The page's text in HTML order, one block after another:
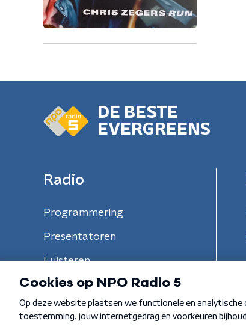
DE BESTE
EVERGREENS
Radio
Programmering
Presentatoren
Luisteren
Algemene voorwaarden Privacybeleid